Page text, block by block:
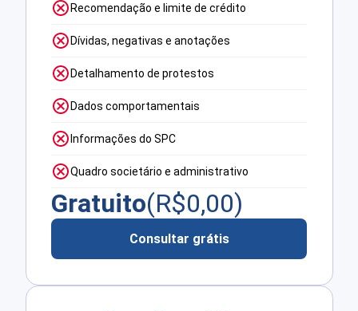
Recomendação e limite de crédito
Dívidas, negativas e anotações
Detalhamento de protestos
Dados comportamentais
Informações do SPC
Quadro societário e administrativo
Gratuito(R$0,00)
Consultar grátis